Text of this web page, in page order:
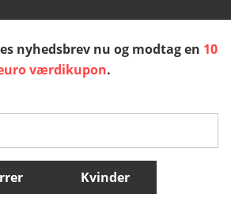
Slovenija
Danmark Norge
Flere lande
nyhedsbrev nu og modtag en 10
værdikupon.
Kvinder